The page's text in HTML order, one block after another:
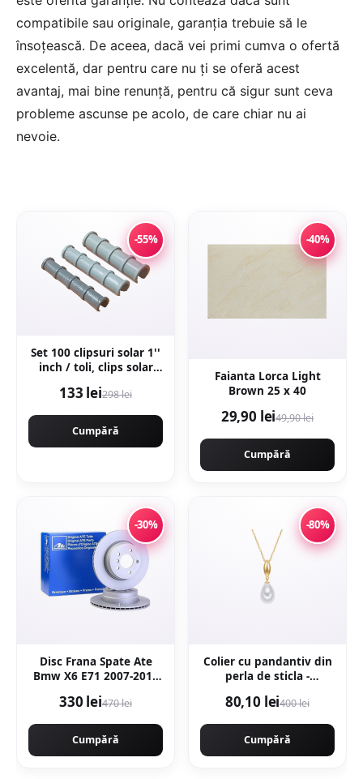
compatibile sau originale, garanția trebuie să le
însoțească. De aceea, dacă vei primi cumva o ofertă
excelentă, dar pentru care nu ți se oferă acest
avantaj, mai bine renunță, pentru că sigur sunt ceva
probleme ascunse pe acolo, de care chiar nu ai
nevoie.
-55%
Set 100 clipsuri solar 1''
inch / toli, clips solar
133 lei298 lei
Cumpără
-40%
Faianta Lorca Light
Brown 25 x 40
29,90 lei49,90 lei
Cumpără
-30%
Disc Frana Spate Ate
Bmw X6 E71 2007-2014
330 lei470 lei
Cumpără
-80%
Colier cu pandantiv din
perla de sticla -
80,10 lei400 lei
Cumpără